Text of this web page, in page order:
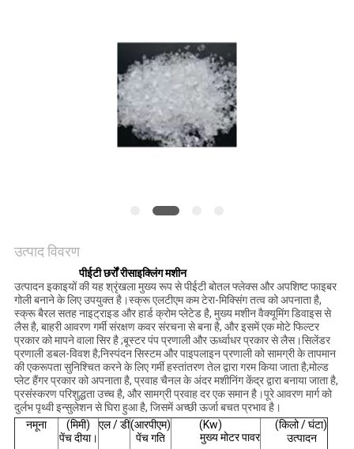
उत्पाद विवरण
पीईटी छर्रों रीसाइक्लिंग मशीन
उत्पादन इकाइयों की यह श्रृंखला मुख्य रूप से पीईटी बोतल फ्लेक्स और अपशिष्ट फाइबर
गोली बनाने के लिए उपयुक्त है।स्क्रू एलटीएम कम टेरा-मिक्सिंग तत्व को अपनाता है,
स्क्रू बैरल सतह नाइट्राइड और हार्ड क्रोम प्लेटेड है, मुख्य मशीन वैक्यूमिंग डिवाइस से
लैस है, बाहरी आवरण गर्मी संरक्षण कवर संरचना से बना है, और इसमें एक मोटे फिल्टर
प्रकार को मापने वाला सिर है ;बूस्टर पंप प्रणाली और ऊर्ध्वाधर प्रकार से लैस।सिलेंडर
प्रणाली डबल-विवश है;निस्पंदन सिस्टम और पाइपलाइन प्रणाली को सामग्री के तापमान
की एकरूपता सुनिश्चित करने के लिए गर्मी हस्तांतरण तेल द्वारा गरम किया जाता है;मोल्ड
प्लेट हैंगर प्रकार को अपनाता है, प्रवाह चैनल के अंदर मशीनिंग केंद्र द्वारा बनाया जाता है,
प्रसंस्करण परिशुद्धता उच्च है, और सामग्री प्रवाह दर एक समान है।पूरे आवरण मार्ग को
दुर्लभ पृथ्वी इन्सुलेशन से घिरा हुआ है, जिसमें अच्छी ऊर्जा बचत प्रभाव है।
नमूना
(मिमी)
पेंच दीया।
एल / डी(आरपीएम)
पेंच गति
(Kw)
मुख्य मोटर पावर
(किलो / घंटा)
उत्पादन